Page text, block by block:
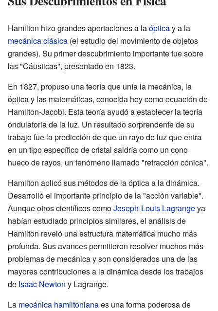
Hamilton hizo grandes aportaciones a laópticay a la
mecánica clásica (el estudio del movimiento de objetos
grandes). Su primer descubrimiento importante fue sobre
las "Cáusticas", presentado en 1823.
En 1827, propuso una teoría que unía la mecánica, la
óptica y las matemáticas, conocida hoy como ecuación de
Hamilton-Jacobi. Esta teoría ayudó a establecer la teoría
ondulatoria de la luz. Un resultado sorprendente de su
trabajo fue la predicción de que un rayo de luz que entra
en un tipo específico de cristal saldría como un cono
hueco de rayos, un fenómeno llamado "refracción cónica".
Hamilton aplicó sus métodos de la óptica a la dinámica.
Desarrolló el importante principio de la "acción variable".
Aunque otros científicos comoJoseph-Louis Lagrangeya
habían estudiado principios similares, el análisis de
Hamilton reveló una estructura matemática mucho más
profunda. Sus avances permitieron resolver muchos más
problemas de mecánica y son considerados una de las
mayores contribuciones a la dinámica desde los trabajos
de Isaac Newton y Lagrange.
La mecánica hamiltonianaes una forma poderosa de